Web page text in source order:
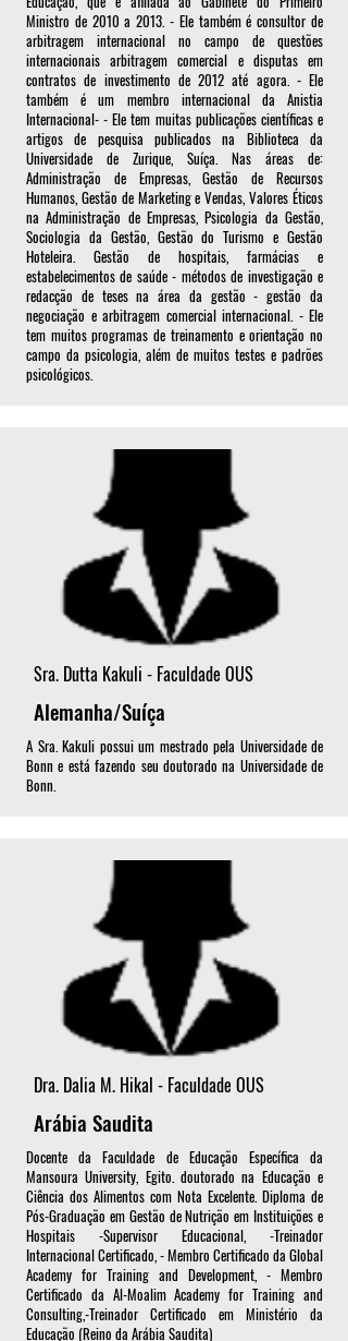
Ministro de 2010 a 2013. - Ele também é consultor de
arbitragem internacional no campo de questões
internacionais arbitragem comercial e disputas em
contratos de investimento de 2012 até agora. - Ele
também é um membro internacional da Anistia
Internacional- - Ele tem muitas publicações científicas e
artigos de pesquisa publicados na Biblioteca da
Universidade de Zurique, Suíça. Nas áreas de:
Administração de Empresas, Gestão de Recursos
Humanos, Gestão de Marketing e Vendas, Valores Éticos
na Administração de Empresas, Psicologia da Gestão,
Sociologia da Gestão, Gestão do Turismo e Gestão
Hoteleira. Gestão de hospitais, farmácias e
estabelecimentos de saúde - métodos de investigação e
redacção de teses na área da gestão - gestão da
negociação e arbitragem comercial internacional. - Ele
tem muitos programas de treinamento e orientação no
campo da psicologia, além de muitos testes e padrões
psicológicos.
Sra. Dutta Kakuli - Faculdade OUS
Alemanha/Suíça
A Sra. Kakuli possui um mestrado pela Universidade de
Bonn e está fazendo seu doutorado na Universidade de
Bonn.
Dra. Dalia M. Hikal - Faculdade OUS
Arábia Saudita
Docente da Faculdade de Educação Específica da
Mansoura University, Egito. doutorado na Educação e
Ciência dos Alimentos com Nota Excelente. Diploma de
Pós-Graduação em Gestão de Nutrição em Instituições e
Hospitais -Supervisor Educacional, -Treinador
Internacional Certificado, - Membro Certificado da Global
Academy for Training and Development, - Membro
Certificado da Al-Moalim Academy for Training and
Consulting,-Treinador Certificado em Ministério da
Educação (Reino da Arábia Saudita)